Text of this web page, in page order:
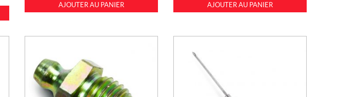
AJOUTER AU PANIER AJOUTER AU PANIER